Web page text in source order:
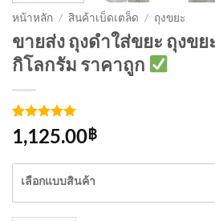
หน้าหลัก / สินค้าเบ็ดเตล็ด / ถุงขยะ
ขายส่ง ถุงดำใส่ขยะ ถุงขย
กิโลกรัม ราคาถูก
ให้คะแนน
5จาก 5
บน
4
การให้
คะแนน
1,125.00฿
เลือกแบบสินค้า